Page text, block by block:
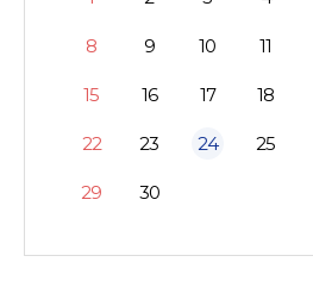
8 9 10 11
15 16 17 18
22 23 24 25
29 30